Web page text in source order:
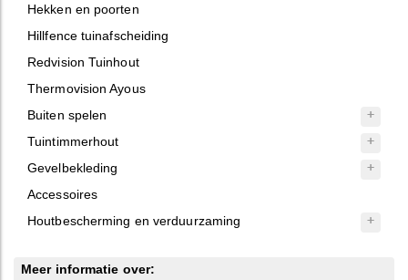
Hekken en poorten
Hillfence tuinafscheiding
Redvision Tuinhout
Thermovision Ayous
Buiten spelen
Tuintimmerhout
Gevelbekleding
Accessoires
Houtbescherming en verduurzaming
Meer informatie over: